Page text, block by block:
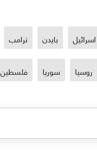
اسرائيل بايدن ترامب
روسيا سوريا فلسطين